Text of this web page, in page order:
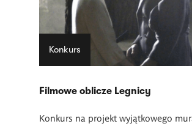
Konkurs
Filmowe oblicze Legnicy
Konkurs na projekt wyjątkowego